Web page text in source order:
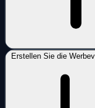
Erstellen Sie die